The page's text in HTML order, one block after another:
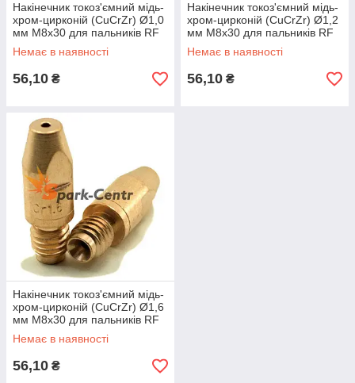
Накінечник токоз'ємний мідь-
хром-цирконій (CuCrZr) Ø1,0
мм М8х30 для пальників RF
GRIP 45 (MIG/MAG)
Немає в наявності
56,10 ₴
Накінечник токоз'ємний мідь-
хром-цирконій (CuCrZr) Ø1,2
мм М8х30 для пальників RF
GRIP 45 (MIG/MAG)
Немає в наявності
56,10 ₴
Накінечник токоз'ємний мідь-
хром-цирконій (CuCrZr) Ø1,6
мм М8х30 для пальників RF
GRIP 45 (MIG/MAG)
Немає в наявності
56,10 ₴